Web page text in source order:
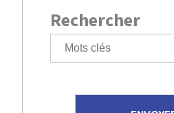
Rechercher